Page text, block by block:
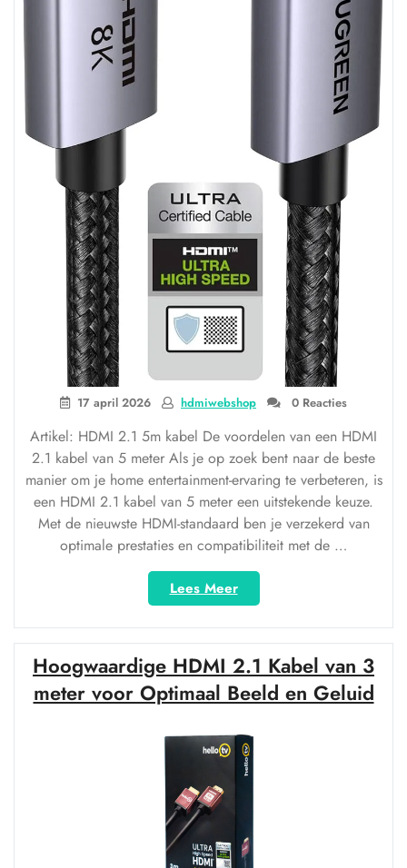
17 april 2026 hdmiwebshop 0 Reacties
Artikel: HDMI 2.1 5m kabel De voordelen van een HDMI
2.1 kabel van 5 meter Als je op zoek bent naar de beste
manier om je home entertainment-ervaring te verbeteren, is
een HDMI 2.1 kabel van 5 meter een uitstekende keuze.
Met de nieuwste HDMI-standaard ben je verzekerd van
optimale prestaties en compatibiliteit met de …
Lees Meer“Optimale
prestaties
met
een
HDMI
2.1
kabel
5
meter”
Hoogwaardige HDMI 2.1 Kabel van 3
meter voor Optimaal Beeld en Geluid